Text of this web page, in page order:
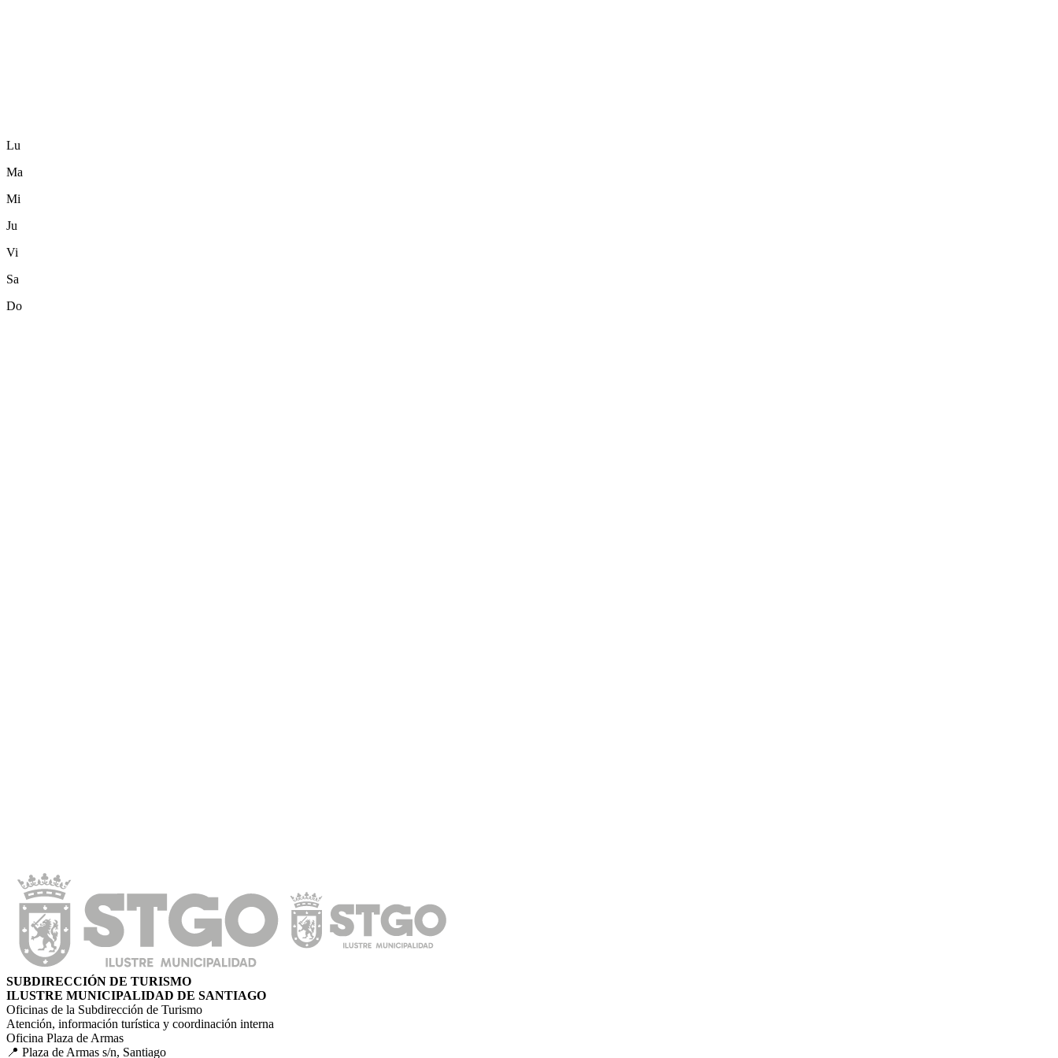
Lu
Ma
Mi
Ju
Vi
Sa
Do
SUBDIRECCIÓN DE TURISMO
ILUSTRE MUNICIPALIDAD DE SANTIAGO
Oficinas de la Subdirección de Turismo
Atención, información turística y coordinación interna
Oficina Plaza de Armas
📍 Plaza de Armas s/n, Santiago